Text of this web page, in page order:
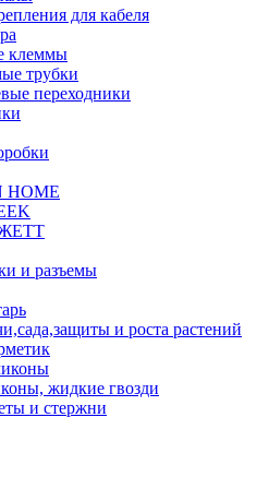
для кабеля
клеммы
трубки
переходники
HOME
и разъемы
и роста растений
жидкие гвозди
и стержни